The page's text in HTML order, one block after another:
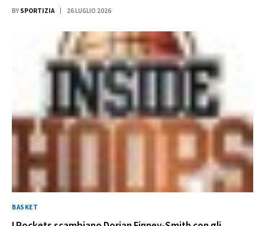
BY SPORTIZIA 26 LUGLIO 2026
BASKET